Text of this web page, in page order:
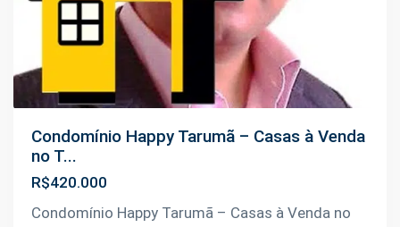
Condomínio Happy Tarumã – Casas à Venda
no T...
R$420.000
Condomínio Happy Tarumã – Casas à Venda no